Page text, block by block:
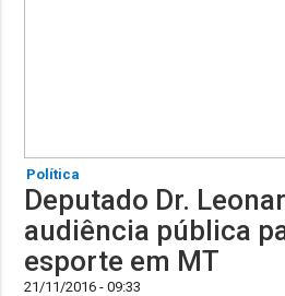
Política
Deputado Dr.
audiência pública
esporte em MT
21/11/2016 - 09:33